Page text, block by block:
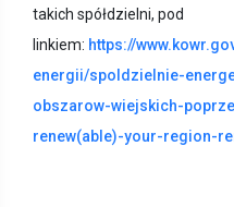
takich spółdzielni, pod
linkiem: https://
energii/spoldzielnie-
obszarow-wiejskich-
renew(able)-your-region-